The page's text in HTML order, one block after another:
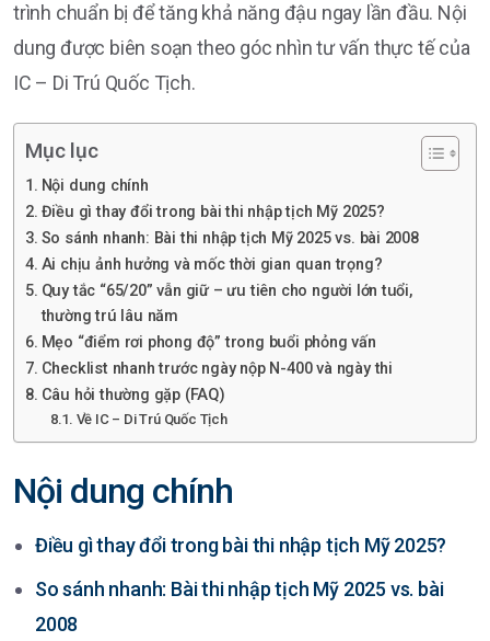
trình chuẩn bị để tăng khả năng đậu ngay lần đầu. Nội
dung được biên soạn theo góc nhìn tư vấn thực tế của
IC – Di Trú Quốc Tịch.
Mục lục
Nội dung chính
Điều gì thay đổi trong bài thi nhập tịch Mỹ 2025?
So sánh nhanh: Bài thi nhập tịch Mỹ 2025 vs. bài 2008
Ai chịu ảnh hưởng và mốc thời gian quan trọng?
Quy tắc “65/20” vẫn giữ – ưu tiên cho người lớn tuổi,
thường trú lâu năm
Mẹo “điểm rơi phong độ” trong buổi phỏng vấn
Checklist nhanh trước ngày nộp N-400 và ngày thi
Câu hỏi thường gặp (FAQ)
Về IC – Di Trú Quốc Tịch
Nội dung chính
Điều gì thay đổi trong bài thi nhập tịch Mỹ 2025?
So sánh nhanh: Bài thi nhập tịch Mỹ 2025 vs. bài
2008